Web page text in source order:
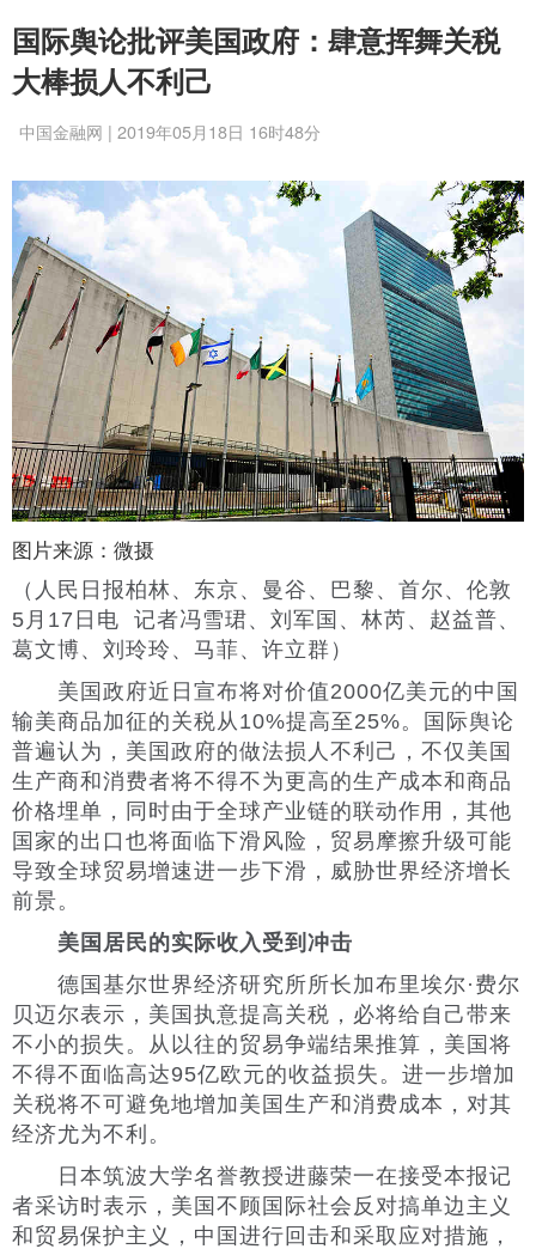
国际舆论批评美国政府：肆意挥舞关税
大棒损人不利己
中国金融网 | 2019年05月18日 16时48分
图片来源：微摄
（人民日报柏林、东京、曼谷、巴黎、首尔、伦敦
5月17日电 记者冯雪珺、刘军国、林芮、赵益普、
葛文博、刘玲玲、马菲、许立群）
美国政府近日宣布将对价值2000亿美元的中国
输美商品加征的关税从10%提高至25%。国际舆论
普遍认为，美国政府的做法损人不利己，不仅美国
生产商和消费者将不得不为更高的生产成本和商品
价格埋单，同时由于全球产业链的联动作用，其他
国家的出口也将面临下滑风险，贸易摩擦升级可能
导致全球贸易增速进一步下滑，威胁世界经济增长
前景。
美国居民的实际收入受到冲击
德国基尔世界经济研究所所长加布里埃尔·费尔
贝迈尔表示，美国执意提高关税，必将给自己带来
不小的损失。从以往的贸易争端结果推算，美国将
不得不面临高达95亿欧元的收益损失。进一步增加
关税将不可避免地增加美国生产和消费成本，对其
经济尤为不利。
日本筑波大学名誉教授进藤荣一在接受本报记
者采访时表示，美国不顾国际社会反对搞单边主义
和贸易保护主义，中国进行回击和采取应对措施，